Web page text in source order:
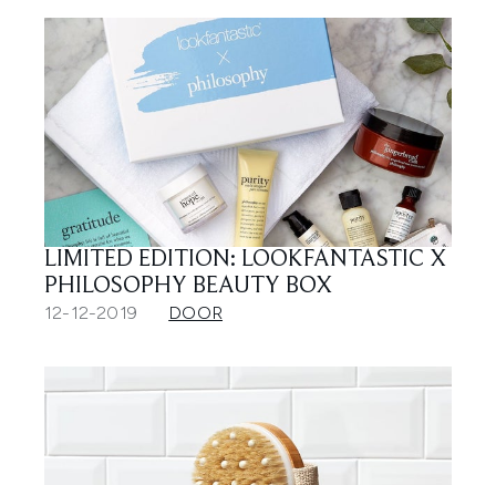
LIMITED EDITION: LOOKFANTASTIC X
PHILOSOPHY BEAUTY BOX
12-12-2019 DOOR